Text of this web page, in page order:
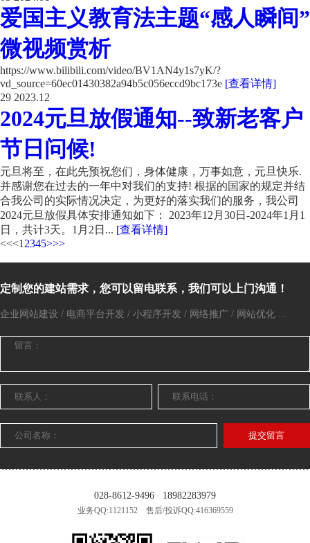
爱国主义教育法主题“感人瞬间”
微视频赏析
https://www.bilibili.com/video/BV1AN4y1s7yK/?
vd_source=60ec01430382a94b5c056eccd9bc173e [查看详情]
29 2023.12
2024元旦放假通知--致新老客户
节日问候!
元旦将至，在此先预祝您们，身体健康，万事如意，元旦快乐.
并感谢您在过去的一年中对我们的支持! 根据的国家的规定并结
合我公司的实际情况决定，为更好的落实我们的服务，我公司
2024元旦放假具体安排通知如下： 2023年12月30日-2024年1月1
日，共计3天。1月2日... [查看详情]
<<<1 2345>>>
定制您的建站需求，您可以留电联系，我们可以上门沟通！
企业网站建设 / 电商平台开发 / 小程序开发 / 网络推广 / 网站优化 ...
提交留言
028-8612-9496 18982283979
业务QQ:1121152 售后/投诉QQ:416369559